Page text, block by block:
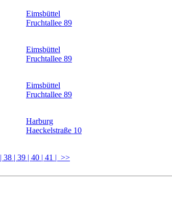
Eimsbüttel
Fruchtallee 89
Eimsbüttel
Fruchtallee 89
Eimsbüttel
Fruchtallee 89
Harburg
Haeckelstraße 10
| 38 | 39 | 40 | 41 | >>